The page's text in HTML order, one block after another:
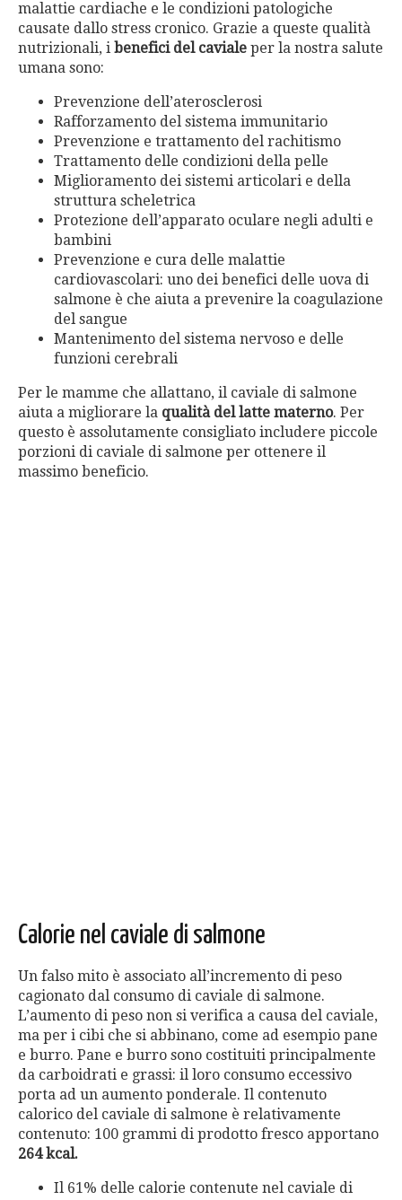
malattie cardiache e le condizioni patologiche
causate dallo stress cronico. Grazie a queste qualità
nutrizionali, i benefici del caviale per la nostra salute
umana sono:
Prevenzione dell’aterosclerosi
Rafforzamento del sistema immunitario
Prevenzione e trattamento del rachitismo
Trattamento delle condizioni della pelle
Miglioramento dei sistemi articolari e della
struttura scheletrica
Protezione dell’apparato oculare negli adulti e
bambini
Prevenzione e cura delle malattie
cardiovascolari: uno dei benefici delle uova di
salmone è che aiuta a prevenire la coagulazione
del sangue
Mantenimento del sistema nervoso e delle
funzioni cerebrali
Per le mamme che allattano, il caviale di salmone
aiuta a migliorare la qualità del latte materno. Per
questo è assolutamente consigliato includere piccole
porzioni di caviale di salmone per ottenere il
massimo beneficio.
Calorie nel caviale di salmone
Un falso mito è associato all’incremento di peso
cagionato dal consumo di caviale di salmone.
L’aumento di peso non si verifica a causa del caviale,
ma per i cibi che si abbinano, come ad esempio pane
e burro. Pane e burro sono costituiti principalmente
da carboidrati e grassi: il loro consumo eccessivo
porta ad un aumento ponderale. Il contenuto
calorico del caviale di salmone è relativamente
contenuto: 100 grammi di prodotto fresco apportano
264 kcal.
Il 61% delle calorie contenute nel caviale di